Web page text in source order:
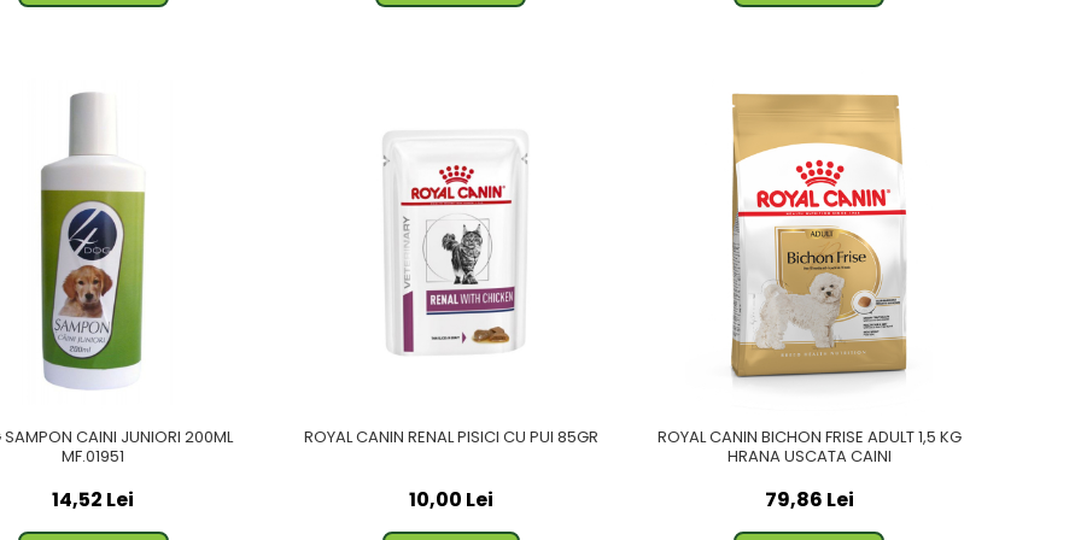
CAINI JUNIORI 200ML
MF.01951
14,52 Lei
ROYAL CANIN RENAL PISICI CU PUI 85GR
10,00 Lei
ROYAL CANIN BICHON FRISE ADULT 1,5 KG
HRANA USCATA CAINI
79,86 Lei